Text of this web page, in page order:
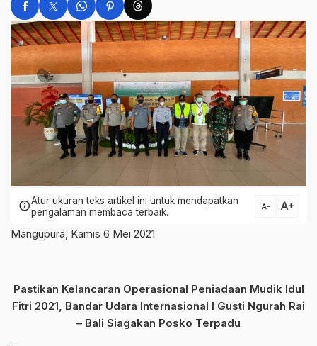
infoAtur ukuran teks artikel ini untuk mendapatkan
pengalaman membaca terbaik.
text_decrease text_increase
Mangupura, Kamis 6 Mei 2021
Pastikan Kelancaran Operasional Peniadaan Mudik Idul
Fitri 2021, Bandar Udara Internasional I Gusti Ngurah Rai
– Bali Siagakan Posko Terpadu